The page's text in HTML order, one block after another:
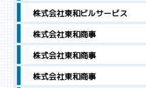
株式会社東和ビルサービス
株式会社東和商事
株式会社東和商事
株式会社東和商事